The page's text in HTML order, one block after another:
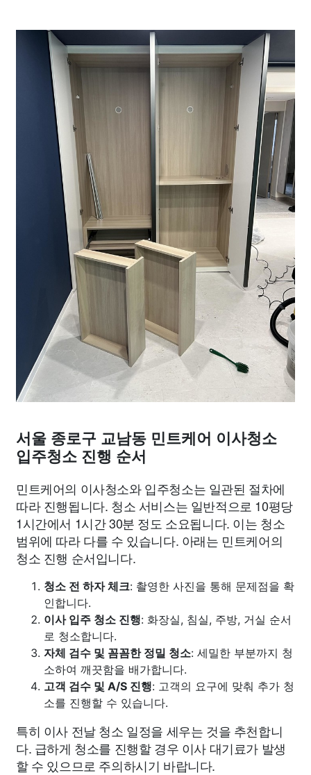
서울 종로구 교남동 민트케어 이사청소
입주청소 진행 순서
민트케어의 이사청소와 입주청소는 일관된 절차에
따라 진행됩니다. 청소 서비스는 일반적으로 10평당
1시간에서 1시간 30분 정도 소요됩니다. 이는 청소
범위에 따라 다를 수 있습니다. 아래는 민트케어의
청소 진행 순서입니다.
청소 전 하자 체크: 촬영한 사진을 통해 문제점을 확
인합니다.
이사 입주 청소 진행: 화장실, 침실, 주방, 거실 순서
로 청소합니다.
자체 검수 및 꼼꼼한 정밀 청소: 세밀한 부분까지 청
소하여 깨끗함을 배가합니다.
고객 검수 및 A/S 진행: 고객의 요구에 맞춰 추가 청
소를 진행할 수 있습니다.
특히 이사 전날 청소 일정을 세우는 것을 추천합니
다. 급하게 청소를 진행할 경우 이사 대기료가 발생
할 수 있으므로 주의하시기 바랍니다.